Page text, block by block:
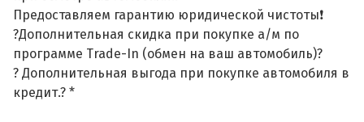
Предоставляем гарантию юридической чистоты❗
?Дополнительная скидка при покупке а/м по
программе Trade-In (обмен на ваш автомобиль)?
? Дополнительная выгода при покупке автомобиля в
кредит.? *